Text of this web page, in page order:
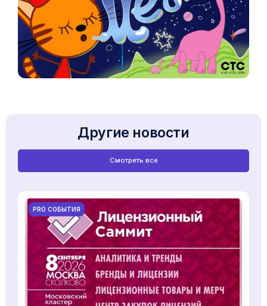
Другие новости
Смотреть все
PRO СОБЫТИЯ